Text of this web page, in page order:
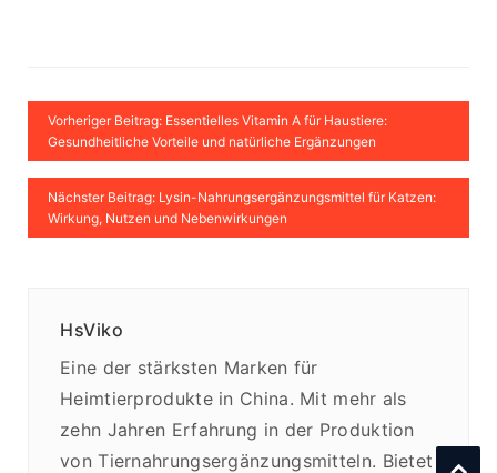
Vorheriger Beitrag: Essentielles Vitamin A für Haustiere:
Gesundheitliche Vorteile und natürliche Ergänzungen
Nächster Beitrag: Lysin-Nahrungsergänzungsmittel für Katzen:
Wirkung, Nutzen und Nebenwirkungen
HsViko
Eine der stärksten Marken für
Heimtierprodukte in China. Mit mehr als
zehn Jahren Erfahrung in der Produktion
von Tiernahrungsergänzungsmitteln. Bietet